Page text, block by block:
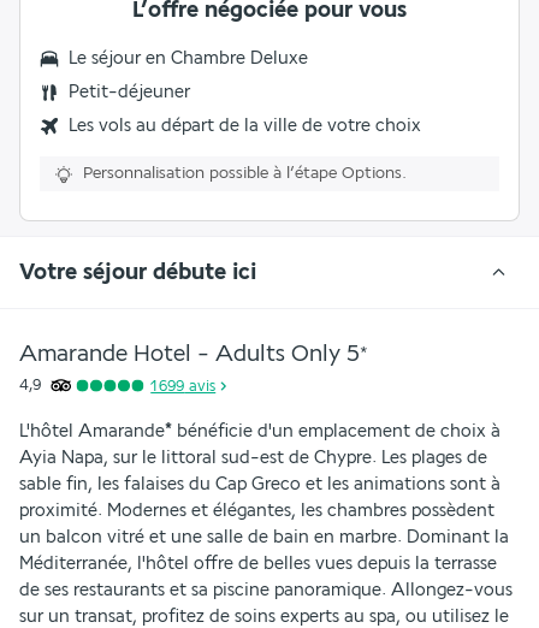
L’offre négociée pour vous
Le séjour en Chambre Deluxe
Petit-déjeuner
Les vols au départ de la ville de votre choix
Personnalisation possible à l’étape Options.
Votre séjour débute ici
Amarande Hotel - Adults Only 5*
4,9 1 699 avis
L'hôtel Amarande* bénéficie d'un emplacement de choix à
Ayia Napa, sur le littoral sud-est de Chypre. Les plages de
sable fin, les falaises du Cap Greco et les animations sont à
proximité. Modernes et élégantes, les chambres possèdent
un balcon vitré et une salle de bain en marbre. Dominant la
Méditerranée, l'hôtel offre de belles vues depuis la terrasse
de ses restaurants et sa piscine panoramique. Allongez-vous
sur un transat, profitez de soins experts au spa, ou utilisez le